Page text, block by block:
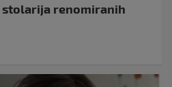
stolarija renomiranih